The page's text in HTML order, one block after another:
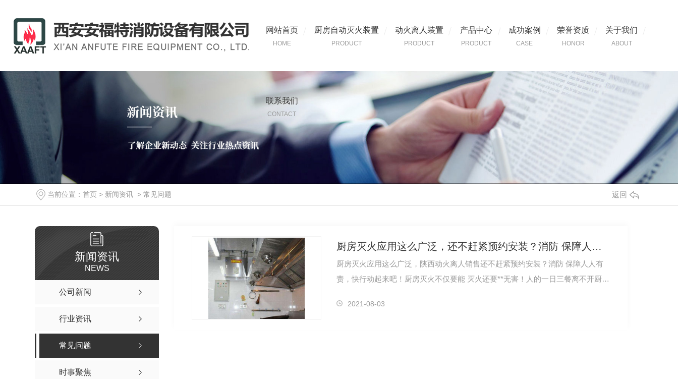
网站首页
HOME
厨房自动灭火装置
PRODUCT
动火离人装置
PRODUCT
产品中心
PRODUCT
成功案例
CASE
荣誉资质
HONOR
关于我们
ABOUT
联系我们
CONTACT
当前位置： 首页 > 新闻资讯 > 常见问题 返回
新闻资讯
NEWS
公司新闻
行业资讯
常见问题
时事聚焦
厨房灭火应用这么广泛，还不赶紧预约安装？消防 保障人人有责，快行动起来吧！
厨房灭火应用这么广泛，陕西动火离人销售还不赶紧预约安装？消防 保障人人有
责，快行动起来吧！厨房灭火不仅要能 灭火还要**无害！人的一日三餐离不开厨
2021-08-03